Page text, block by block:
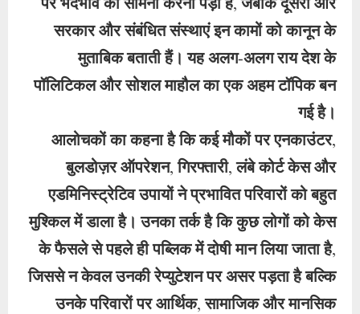
पर भेदभाव का सामना करना पड़ा है, जबकि दूसरी ओर
सरकार और संबंधित संस्थाएं इन कामों को कानून के
मुताबिक बताती हैं। यह अलग-अलग राय देश के
पॉलिटिकल और सोशल माहौल का एक अहम टॉपिक बन
गई है।
आलोचकों का कहना है कि कई मौकों पर एनकाउंटर,
बुलडोज़र ऑपरेशन, गिरफ्तारी, लंबे कोर्ट केस और
एडमिनिस्ट्रेटिव उपायों ने प्रभावित परिवारों को बहुत
मुश्किल में डाला है। उनका तर्क है कि कुछ लोगों को केस
के फैसले से पहले ही पब्लिक में दोषी मान लिया जाता है,
जिससे न केवल उनकी रेप्युटेशन पर असर पड़ता है बल्कि
उनके परिवारों पर आर्थिक, सामाजिक और मानसिक